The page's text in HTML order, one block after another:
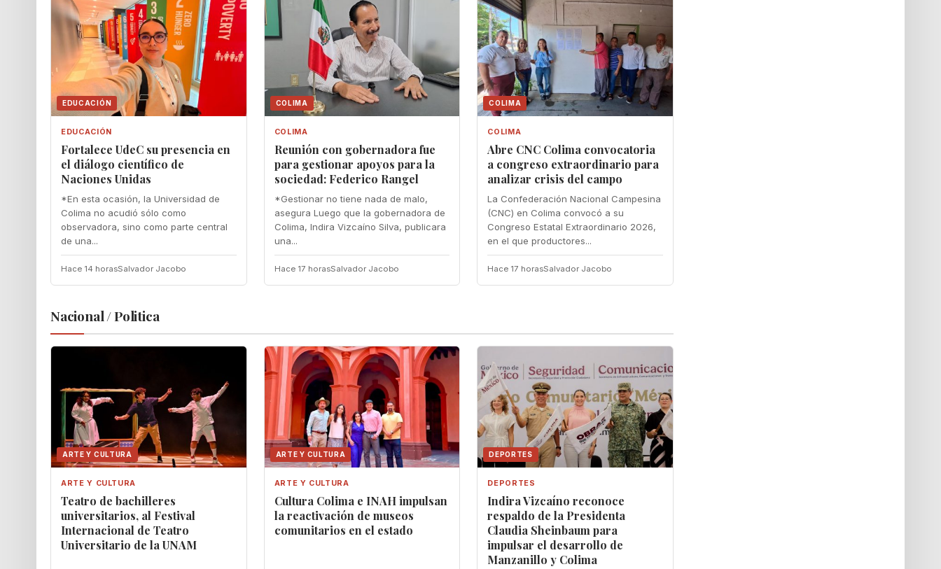
EDUCACIÓN
EDUCACIÓN
Fortalece UdeC su presencia en
el diálogo científico de
Naciones Unidas
*En esta ocasión, la Universidad de
Colima no acudió sólo como
observadora, sino como parte central
de una...
Hace 14 horasSalvador Jacobo
COLIMA
COLIMA
Reunión con gobernadora fue
para gestionar apoyos para la
sociedad: Federico Rangel
*Gestionar no tiene nada de malo,
asegura Luego que la gobernadora de
Colima, Indira Vizcaíno Silva, publicara
una...
Hace 17 horasSalvador Jacobo
COLIMA
COLIMA
Abre CNC Colima convocatoria
a congreso extraordinario para
analizar crisis del campo
La Confederación Nacional Campesina
(CNC) en Colima convocó a su
Congreso Estatal Extraordinario 2026,
en el que productores...
Hace 17 horasSalvador Jacobo
Nacional / Politica
ARTE Y CULTURA
ARTE Y CULTURA
Teatro de bachilleres
universitarios, al Festival
Internacional de Teatro
Universitario de la UNAM
ARTE Y CULTURA
ARTE Y CULTURA
Cultura Colima e INAH impulsan
la reactivación de museos
comunitarios en el estado
DEPORTES
DEPORTES
Indira Vizcaíno reconoce
respaldo de la Presidenta
Claudia Sheinbaum para
impulsar el desarrollo de
Manzanillo y Colima